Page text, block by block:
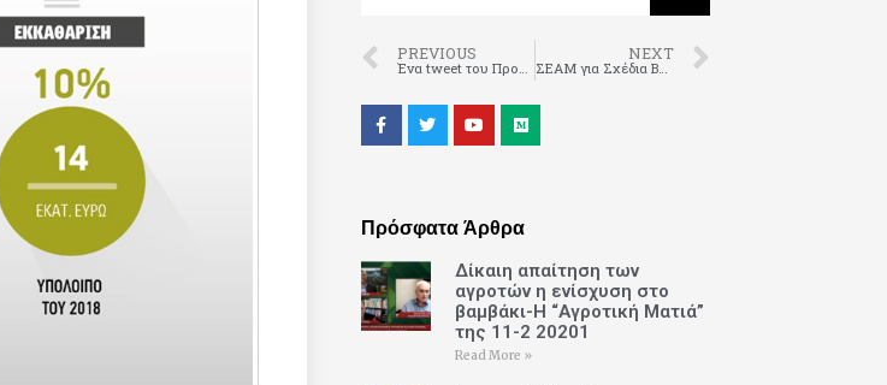
PREVIOUS
Ένα tweet του Προέδρου των ΗΠΑ, Ντόναλντ Τραμπ, ανέβασε απότομα στα 62 σεντς το βαμβάκι στα χρηματιστήρια
NEXT
ΣΕΑΜ για Σχέδια Βελτίωσης: Σε αναμονή ραντεβού με ΥπΑΑΤ για να ξεπαγώσουν
Πρόσφατα Άρθρα
Δίκαιη απαίτηση των
αγροτών η ενίσχυση στο
βαμβάκι-Η “Αγροτική Ματιά”
της 11-2 20201
Read More »